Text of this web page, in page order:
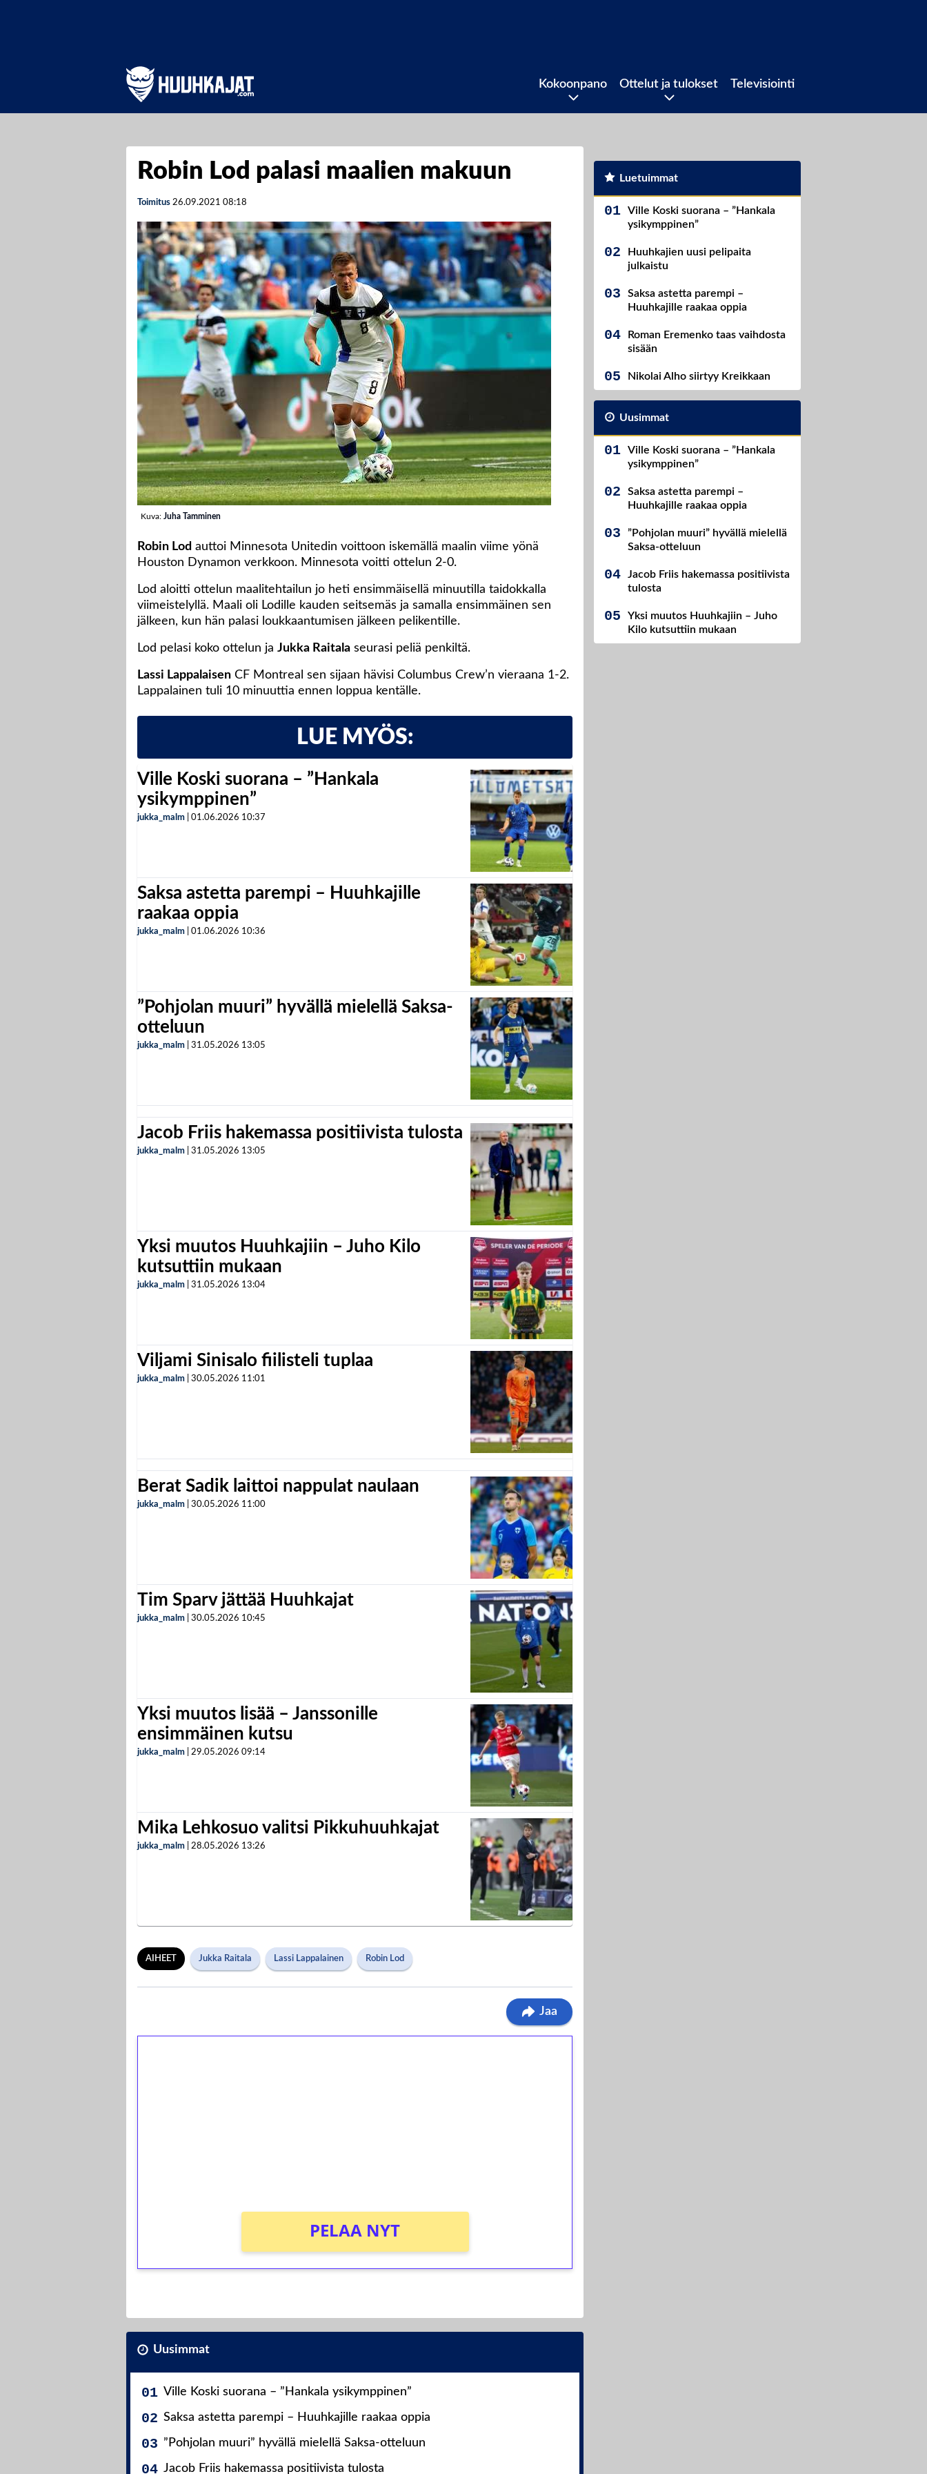
Kokoonpano Ottelut ja tulokset Televisiointi
Robin Lod palasi maalien makuun
Toimitus 26.09.2021 08:18
Kuva: Juha Tamminen
Robin Lod auttoi Minnesota Unitedin voittoon iskemällä maalin viime yönä
Houston Dynamon verkkoon. Minnesota voitti ottelun 2-0.
Lod aloitti ottelun maalitehtailun jo heti ensimmäisellä minuutilla taidokkalla
viimeistelyllä. Maali oli Lodille kauden seitsemäs ja samalla ensimmäinen sen
jälkeen, kun hän palasi loukkaantumisen jälkeen pelikentille.
Lod pelasi koko ottelun ja Jukka Raitala seurasi peliä penkiltä.
Lassi Lappalaisen CF Montreal sen sijaan hävisi Columbus Crew’n vieraana 1-2.
Lappalainen tuli 10 minuuttia ennen loppua kentälle.
LUE MYÖS:
Ville Koski suorana – ”Hankala
ysikymppinen”
jukka_malm 01.06.2026 10:37
Saksa astetta parempi – Huuhkajille
raakaa oppia
jukka_malm 01.06.2026 10:36
”Pohjolan muuri” hyvällä mielellä Saksa-
otteluun
jukka_malm 31.05.2026 13:05
Jacob Friis hakemassa positiivista tulosta
jukka_malm 31.05.2026 13:05
Yksi muutos Huuhkajiin – Juho Kilo
kutsuttiin mukaan
jukka_malm 31.05.2026 13:04
Viljami Sinisalo fiilisteli tuplaa
jukka_malm 30.05.2026 11:01
Berat Sadik laittoi nappulat naulaan
jukka_malm 30.05.2026 11:00
Tim Sparv jättää Huuhkajat
jukka_malm 30.05.2026 10:45
Yksi muutos lisää – Janssonille
ensimmäinen kutsu
jukka_malm 29.05.2026 09:14
Mika Lehkosuo valitsi Pikkuhuuhkajat
jukka_malm 28.05.2026 13:26
AIHEET Jukka Raitala Lassi Lappalainen Robin Lod
Jaa
PELAA NYT
Uusimmat
Ville Koski suorana – ”Hankala ysikymppinen”
Saksa astetta parempi – Huuhkajille raakaa oppia
”Pohjolan muuri” hyvällä mielellä Saksa-otteluun
Jacob Friis hakemassa positiivista tulosta
Luetuimmat
Ville Koski suorana – ”Hankala
ysikymppinen”
Huuhkajien uusi pelipaita
julkaistu
Saksa astetta parempi –
Huuhkajille raakaa oppia
Roman Eremenko taas vaihdosta
sisään
Nikolai Alho siirtyy Kreikkaan
Uusimmat
Ville Koski suorana – ”Hankala
ysikymppinen”
Saksa astetta parempi –
Huuhkajille raakaa oppia
”Pohjolan muuri” hyvällä mielellä
Saksa-otteluun
Jacob Friis hakemassa positiivista
tulosta
Yksi muutos Huuhkajiin – Juho
Kilo kutsuttiin mukaan